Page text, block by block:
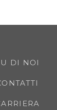
DI NOI